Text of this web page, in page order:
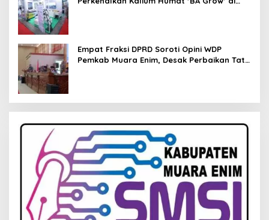
Empat Fraksi DPRD Soroti Opini WDP
Pemkab Muara Enim, Desak Perbaikan Tata